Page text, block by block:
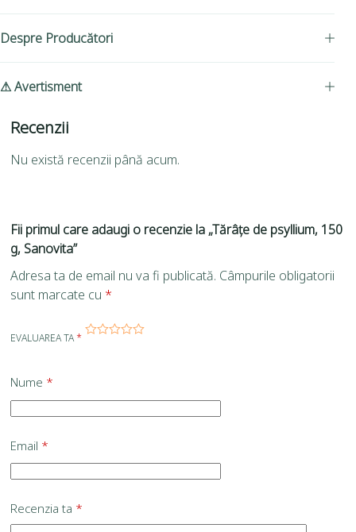
Despre Producători
⚠ Avertisment
Recenzii
Nu există recenzii până acum.
Fii primul care adaugi o recenzie la „Tărâțe de psyllium, 150
g, Sanovita”
Adresa ta de email nu va fi publicată. Câmpurile obligatorii
sunt marcate cu *
EVALUAREA TA*
Nume *
Email *
Recenzia ta *